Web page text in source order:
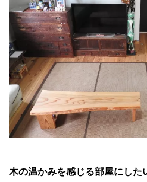
木の温かみを感じる部屋にした